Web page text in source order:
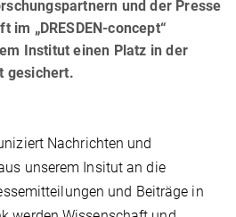
und der Presse
„DRESDEN-concept“
Institut einen Platz in der
gesichert.
Nachrichten und
unserem Insitut an die
und Beiträge in